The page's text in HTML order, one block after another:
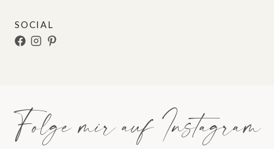
SOCIAL
Folge mir auf Instagram